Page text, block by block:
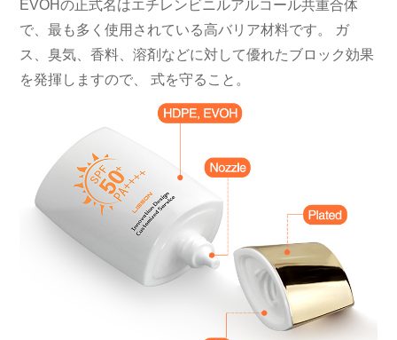
EVOHの正式名はエチレンビニルアルコール共重合体
で、最も多く使用されている高バリア材料です。 ガ
ス、臭気、香料、溶剤などに対して優れたブロック効果
を発揮しますので、式を守ること。